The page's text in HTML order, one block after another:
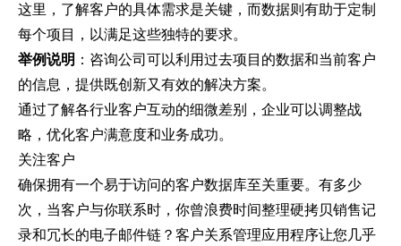
这里，了解客户的具体需求是关键，而数据则有助于定制
每个项目，以满足这些独特的要求。
举例说明 ：咨询公司可以利用过去项目的数据和当前客户
的信息，提供既创新又有效的解决方案。
通过了解各行业客户互动的细微差别，企业可以调整战
略，优化客户满意度和业务成功。
关注客户
确保拥有一个易于访问的客户数据库至关重要。有多少
次，当客户与你联系时，你曾浪费时间整理硬拷贝销售记
录和冗长的电子邮件链？客户关系管理应用程序让您几乎